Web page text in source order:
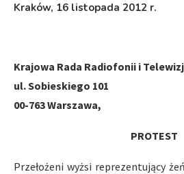
Kraków, 16 listopada 2012 r.
Krajowa Rada Radiofonii i
ul. Sobieskiego 101
00-763 Warszawa,
PROTEST
Przełożeni wyżsi reprezentujący